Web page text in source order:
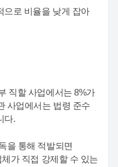
으로 비율을 낮게 잡아
직할 사업에서는 8%가
사업에서는 법령 준수
다.
을 통해 적발되면
가 직접 강제할 수 있는